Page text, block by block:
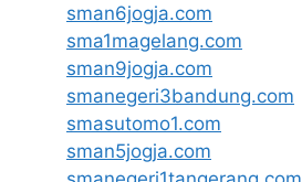
sman6jogja.com
sma1magelang.com
sman9jogja.com
smanegeri3bandung.com
smasutomo1.com
sman5jogja.com